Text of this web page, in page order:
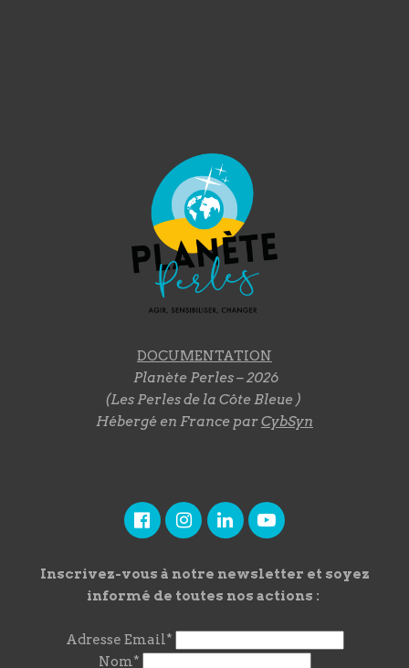
DOCUMENTATION
Planète Perles – 2026
(Les Perles de la Côte Bleue )
Hébergé en France parCybSyn
Inscrivez-vous à notre newsletter et soyez
informé de toutes nos actions :
Adresse Email*
Nom*